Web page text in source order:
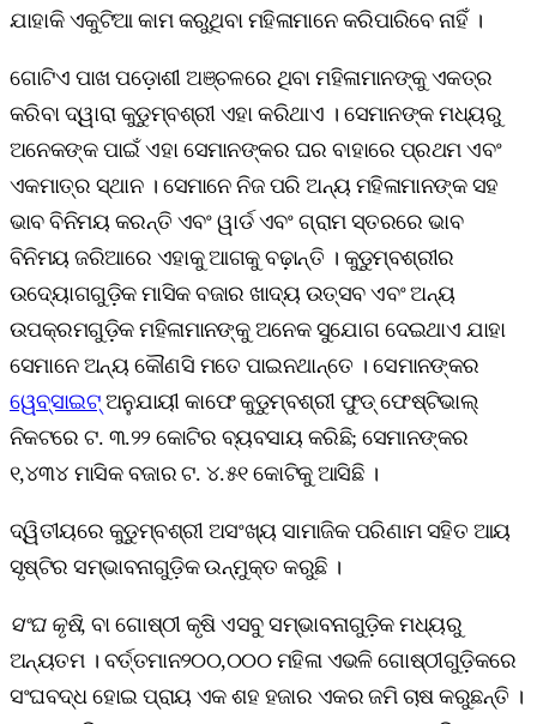
ଯାହାକି ଏକୁଟିଆ କାମ କରୁଥିବା ମହିଳାମାନେ କରିପାରିବେ ନାହିଁ ।
ଗୋଟିଏ ପାଖ ପଡ଼ୋଶୀ ଅଞ୍ଚଳରେ ଥିବା ମହିଳାମାନଙ୍କୁ ଏକତ୍ର
କରିବା ଦ୍ୱାରା କୁଡୁମ୍ବଶ୍ରୀ ଏହା କରିଥାଏ । ସେମାନଙ୍କ ମଧ୍ୟରୁ
ଅନେକଙ୍କ ପାଇଁ ଏହା ସେମାନଙ୍କର ଘର ବାହାରେ ପ୍ରଥମ ଏବଂ
ଏକମାତ୍ର ସ୍ଥାନ । ସେମାନେ ନିଜ ପରି ଅନ୍ୟ ମହିଳାମାନଙ୍କ ସହ
ଭାବ ବିନିମୟ କରନ୍ତି ଏବଂ ୱାର୍ଡ ଏବଂ ଗ୍ରାମ ସ୍ତରରେ ଭାବ
ବିନିମୟ ଜରିଆରେ ଏହାକୁ ଆଗକୁ ବଢ଼ାନ୍ତି । କୁଡୁମ୍ବଶ୍ରୀର
ଉଦ୍ୟୋଗଗୁଡ଼ିକ ମାସିକ ବଜାର ଖାଦ୍ୟ ଉତ୍ସବ ଏବଂ ଅନ୍ୟ
ଉପକ୍ରମଗୁଡ଼ିକ ମହିଳାମାନଙ୍କୁ ଅନେକ ସୁଯୋଗ ଦେଇଥାଏ ଯାହା
ସେମାନେ ଅନ୍ୟ କୌଣସି ମତେ ପାଇନଥାନ୍ତେ । ସେମାନଙ୍କର
ୱେବ୍‌ସାଇଟ୍‌ଅନୁଯାୟୀ କାଫେ କୁଡୁମ୍ବଶ୍ରୀ ଫୁଡ୍‌ ଫେଷ୍ଟିଭାଲ୍
ନିକଟରେ ଟ. ୩.୨୨ କୋଟିର ବ୍ୟବସାୟ କରିଛି; ସେମାନଙ୍କର
୧,୪୩୪ ମାସିକ ବଜାର ଟ. ୪.୫୧ କୋଟିକୁ ଆସିଛି ।
ଦ୍ୱିତୀୟରେ କୁଡୁମ୍ବଶ୍ରୀ ଅସଂଖ୍ୟ ସାମାଜିକ ପରିଣାମ ସହିତ ଆୟ
ସୃଷ୍ଟିର ସମ୍ଭାବନାଗୁଡ଼ିକ ଉନ୍ମୁକ୍ତ କରୁଛି ।
ସଂଘ କୃଷି, ବା ଗୋଷ୍ଠୀ କୃଷି ଏସବୁ ସମ୍ଭାବନାଗୁଡ଼ିକ ମଧ୍ୟରୁ
ଅନ୍ୟତମ । ବର୍ତ୍ତମାନ୨୦୦,୦୦୦ ମହିଳା ଏଭଳି ଗୋଷ୍ଠୀଗୁଡ଼ିକରେ
ସଂଘବଦ୍ଧ ହୋଇ ପ୍ରାୟ ଏକ ଶହ ହଜାର ଏକର ଜମି ଚାଷ କରୁଛନ୍ତି ।